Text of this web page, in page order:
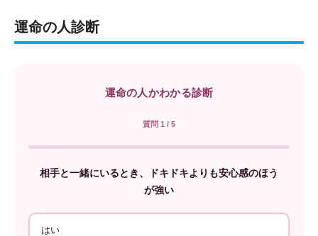
運命の人診断
運命の人かわかる診断
質問 1 / 5
相手と一緒にいるとき、ドキドキよりも安心感のほう
が強い
はい